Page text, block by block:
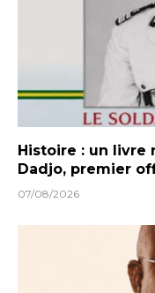
Histoire : un livre
Dadjo, premier
07/08/2026